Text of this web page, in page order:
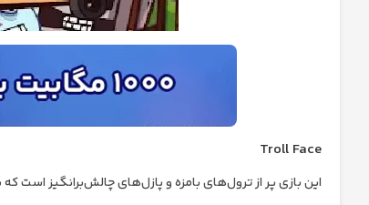
Troll Face
این بازی پر از ترول‌های بامزه و پازل‌های چالش‌برانگیز است